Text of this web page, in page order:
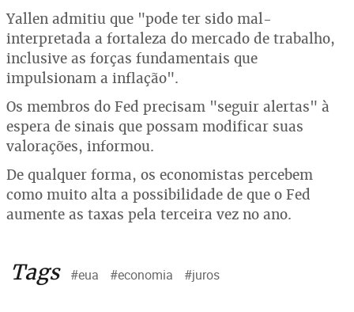
Yallen admitiu que "pode ter sido mal-
interpretada a fortaleza do mercado de trabalho,
inclusive as forças fundamentais que
impulsionam a inflação".
Os membros do Fed precisam "seguir alertas" à
espera de sinais que possam modificar suas
valorações, informou.
De qualquer forma, os economistas percebem
como muito alta a possibilidade de que o Fed
aumente as taxas pela terceira vez no ano.
Tags #eua #economia #juros